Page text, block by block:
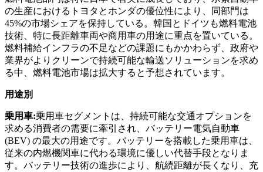
の生産におけるトヨタとホンダの優位性により、同部門は
45%の市場シェアを保持している。韓国とドイツも燃料電池
技術、特に長距離車両や商用車の用途に重点を置いている。
燃料補給インフラの不足などの課題にもかかわらず、政府や
業界がよりクリーンで持続可能な輸送ソリューションを求め
る中、燃料電池市場は拡大すると予想されています。
用途別
乗用車:乗用車セグメントは、持続可能な交通オプションを
求める消費者の需要に牽引され、バッテリー電気自動車
(BEV) の最大の用途です。バッテリーを搭載した乗用車は、
従来の内燃機関車に代わる環境に優しい代替手段となりま
す。バッテリー技術の進歩により、航続距離が長くなり、充